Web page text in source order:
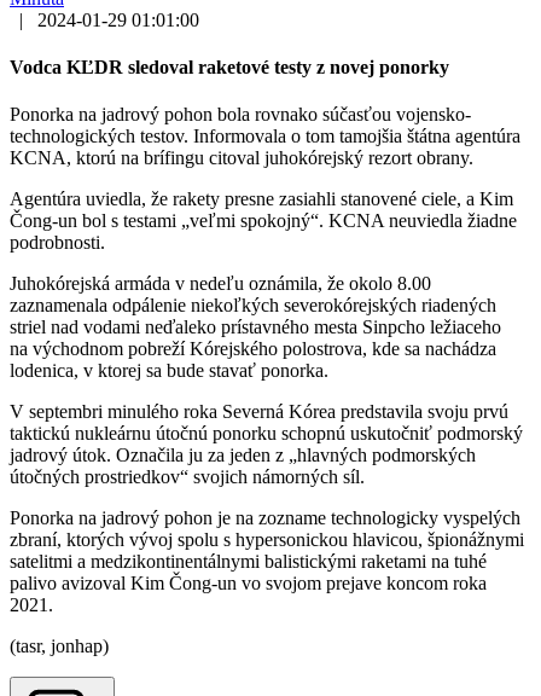
|
2024-01-29 01:01:00
Vodca KĽDR sledoval raketové testy z novej ponorky
Ponorka na jadrový pohon bola rovnako súčasťou vojensko-
technologických testov. Informovala o tom tamojšia štátna agentúra
KCNA, ktorú na brífingu citoval juhokórejský rezort obrany.
Agentúra uviedla, že rakety presne zasiahli stanovené ciele, a Kim
Čong-un bol s testami „veľmi spokojný“. KCNA neuviedla žiadne
podrobnosti.
Juhokórejská armáda v nedeľu oznámila, že okolo 8.00
zaznamenala odpálenie niekoľkých severokórejských riadených
striel nad vodami neďaleko prístavného mesta Sinpcho ležiaceho
na východnom pobreží Kórejského polostrova, kde sa nachádza
lodenica, v ktorej sa bude stavať ponorka.
V septembri minulého roka Severná Kórea predstavila svoju prvú
taktickú nukleárnu útočnú ponorku schopnú uskutočniť podmorský
jadrový útok. Označila ju za jeden z „hlavných podmorských
útočných prostriedkov“ svojich námorných síl.
Ponorka na jadrový pohon je na zozname technologicky vyspelých
zbraní, ktorých vývoj spolu s hypersonickou hlavicou, špionážnymi
satelitmi a medzikontinentálnymi balistickými raketami na tuhé
palivo avizoval Kim Čong-un vo svojom prejave koncom roka
2021.
(tasr, jonhap)